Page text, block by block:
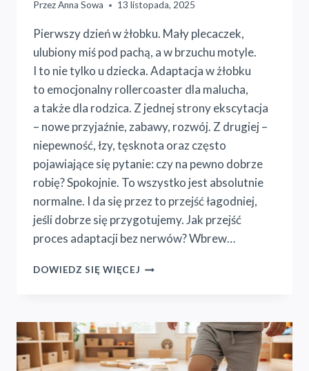
PrzezAnna Sowa 13 listopada, 2025
Pierwszy dzień w żłobku. Mały plecaczek,
ulubiony miś pod pachą, a w brzuchu motyle.
I to nie tylko u dziecka. Adaptacja w żłobku
to emocjonalny rollercoaster dla malucha,
a także dla rodzica. Z jednej strony ekscytacja
– nowe przyjaźnie, zabawy, rozwój. Z drugiej –
niepewność, łzy, tęsknota oraz często
pojawiające się pytanie: czy na pewno dobrze
robię? Spokojnie. To wszystko jest absolutnie
normalne. I da się przez to przejść łagodniej,
jeśli dobrze się przygotujemy. Jak przejść
proces adaptacji bez nerwów? Wbrew…
DOWIEDZ SIĘ WIĘCEJ PIERWSZE
PRZYGOTOWAĆ
DZIECKO